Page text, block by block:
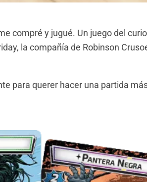
compré y jugué. Un juego del
la compañía de Robinson
para querer hacer una partida